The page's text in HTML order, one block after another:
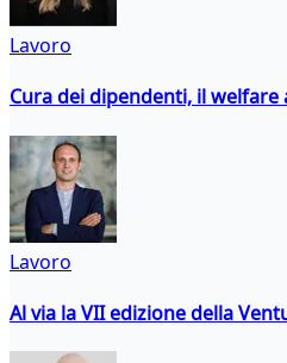
Lavoro
Cura dei dipendenti, il welfare
Lavoro
Al via la VII edizione della